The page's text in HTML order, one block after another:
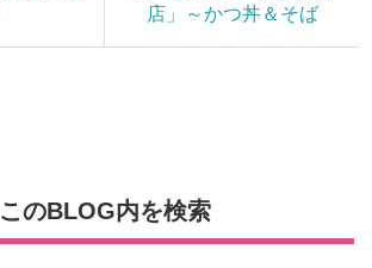
店」～かつ丼＆そば
このBLOG内を検索